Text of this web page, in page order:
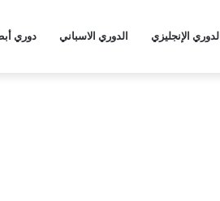
الدوري الإنجليزي الدوري الاسباني دوري